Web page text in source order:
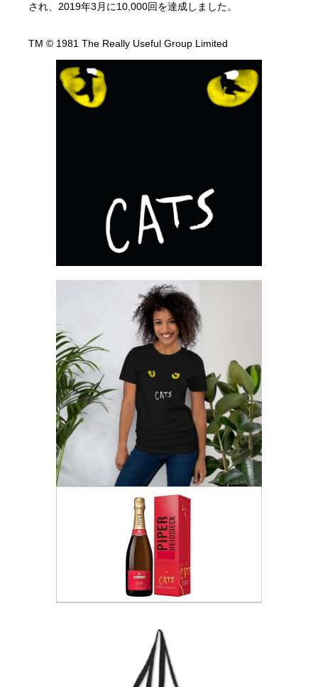
され、2019年3月に10,000回を達成しました。
TM © 1981 The Really Useful Group Limited